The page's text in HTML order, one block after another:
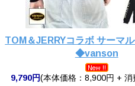
TOM＆JERRYコラボ サーマ
◆vanson
9,790円(本体価格：8,900円 + 消